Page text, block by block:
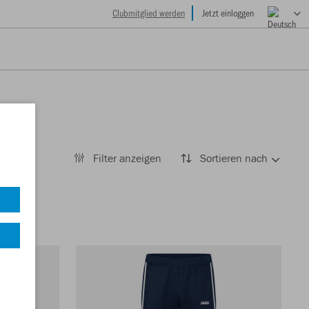
Clubmitglied werden Jetzt einloggen
Filter anzeigen Sortieren nach